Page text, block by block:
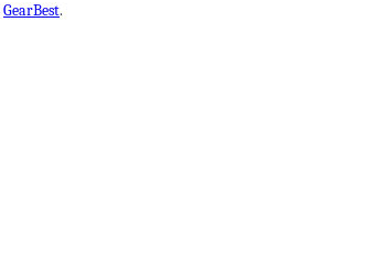
GearBest.